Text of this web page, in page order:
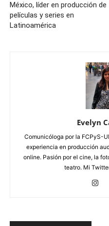
México, líder en producción de
películas y series en
Latinoamérica
Evelyn
Comunicóloga por la FCPyS-
experiencia en producción
online. Pasión por el cine, la
teatro. Mi